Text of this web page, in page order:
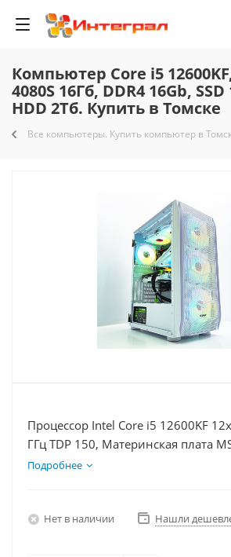
Компьютер Core i5
4080S 16Гб, DDR4 16Gb, SSD
HDD 2Тб. Купить в Томске
Все компьютеры. Купить компьютер в
Процессор Intel Core i5 12600KF
ГГц TDP 150, Материнская плата
Видеокарта RTX 4080S 16Гб,
Подробнее
Нет в наличии Нашли